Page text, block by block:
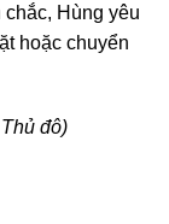
Hùng yêu
hoặc chuyển
đô)